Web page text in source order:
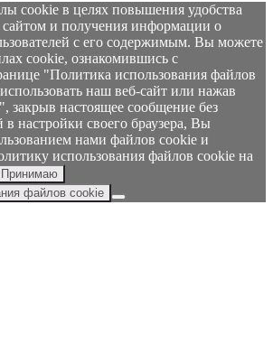
cookie в целях повышения удобства
и получения информации о
с его содержимым. Вы можете
cookie, ознакомившись с
"Политика использования файлов
наш веб-сайт или нажав
настоящее сообщение без
настройки своего браузера, Вы
нами файлов cookie и
использования файлов cookie на
Принимаю
файлов cookie